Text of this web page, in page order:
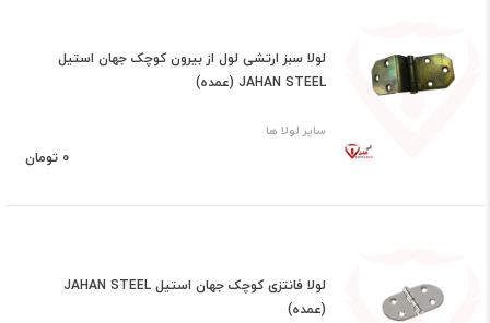
لولا سبز ارتشی لول از بیرون کوچک جهان استیل
JAHAN STEEL (عمده)
سایر لولا ها
0 تومان
لولا فانتزی کوچک جهان استیل JAHAN STEEL
(عمده)